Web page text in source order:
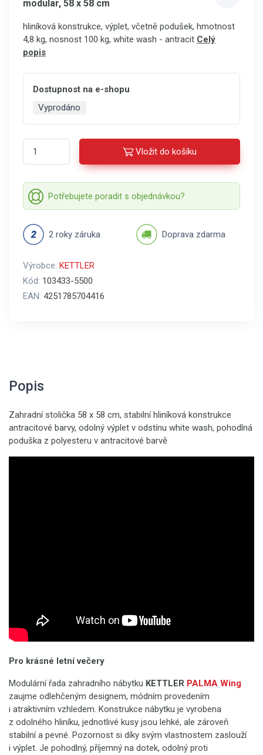
modular, 58 x 58 cm
hliníková konstrukce, výplet, včetně podušek, hmotnost
4,8 kg, nosnost 100 kg, white wash - antracit Celý
popis
Dostupnost na e-shopu
Vyprodáno
Vložit do košíku
Potřebujete poradit s objednávkou?
2 roky záruka Doprava zdarma
Výrobce: KETTLER
Kód: 103433-5500
EAN: 4251785704416
Popis
Zahradní stolička 58 x 58 cm, stabilní hliníková konstrukce
antracitové barvy, odolný výplet v odstínu white wash, pohodlná
poduška z polyesteru v antracitové barvě
Pro krásné letní večery
Modulární řada zahradního nábytku KETTLER PALMA Wing
zaujme odlehčeným designem, módním provedením
i atraktivním vzhledem. Konstrukce nábytku je vyrobena
z odolného hliníku, jednotlivé kusy jsou lehké, ale zároveň
stabilní a pevné. Pozornost si díky svým vlastnostem zaslouží
i výplet. Je pohodlný, příjemný na dotek, odolný proti